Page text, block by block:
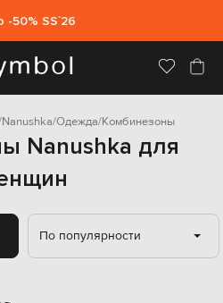
-50% SS`26
Nanushka Одежда Комбинезоны
Nanushka для
По популярности